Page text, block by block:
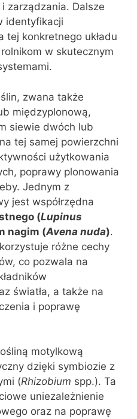
zarządzania. Dalsze
identyfikacji
tej konkretnego układu
w skutecznym
zwana także
międzyplonową,
siewie dwóch lub
tej samej powierzchni
użytkowania
poprawy plonowania
Jednym z
jest współrzędna
(Lupinus
nagim (Avena nuda).
różne cechy
co pozwala na
światła, a także na
i poprawę
motylkową
dzięki symbiozie z
(Rhizobium spp.). Ta
uniezależnienie
oraz na poprawę